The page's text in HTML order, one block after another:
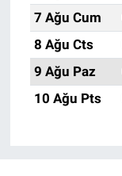
7 Ağu Cum
8 Ağu Cts
9 Ağu Paz
10 Ağu Pts